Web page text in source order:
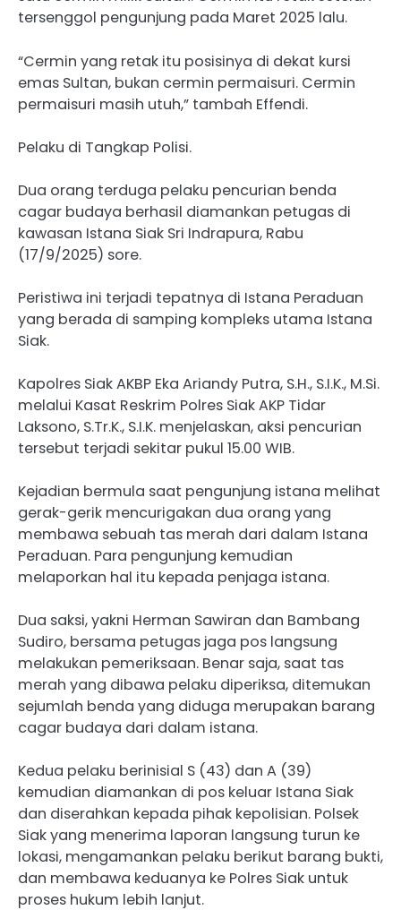
tersenggol pengunjung pada Maret 2025 lalu.
“Cermin yang retak itu posisinya di dekat kursi
emas Sultan, bukan cermin permaisuri. Cermin
permaisuri masih utuh,” tambah Effendi.
Pelaku di Tangkap Polisi.
Dua orang terduga pelaku pencurian benda
cagar budaya berhasil diamankan petugas di
kawasan Istana Siak Sri Indrapura, Rabu
(17/9/2025) sore.
Peristiwa ini terjadi tepatnya di Istana Peraduan
yang berada di samping kompleks utama Istana
Siak.
Kapolres Siak AKBP Eka Ariandy Putra, S.H., S.I.K., M.Si.
melalui Kasat Reskrim Polres Siak AKP Tidar
Laksono, S.Tr.K., S.I.K. menjelaskan, aksi pencurian
tersebut terjadi sekitar pukul 15.00 WIB.
Kejadian bermula saat pengunjung istana melihat
gerak-gerik mencurigakan dua orang yang
membawa sebuah tas merah dari dalam Istana
Peraduan. Para pengunjung kemudian
melaporkan hal itu kepada penjaga istana.
Dua saksi, yakni Herman Sawiran dan Bambang
Sudiro, bersama petugas jaga pos langsung
melakukan pemeriksaan. Benar saja, saat tas
merah yang dibawa pelaku diperiksa, ditemukan
sejumlah benda yang diduga merupakan barang
cagar budaya dari dalam istana.
Kedua pelaku berinisial S (43) dan A (39)
kemudian diamankan di pos keluar Istana Siak
dan diserahkan kepada pihak kepolisian. Polsek
Siak yang menerima laporan langsung turun ke
lokasi, mengamankan pelaku berikut barang bukti,
dan membawa keduanya ke Polres Siak untuk
proses hukum lebih lanjut.